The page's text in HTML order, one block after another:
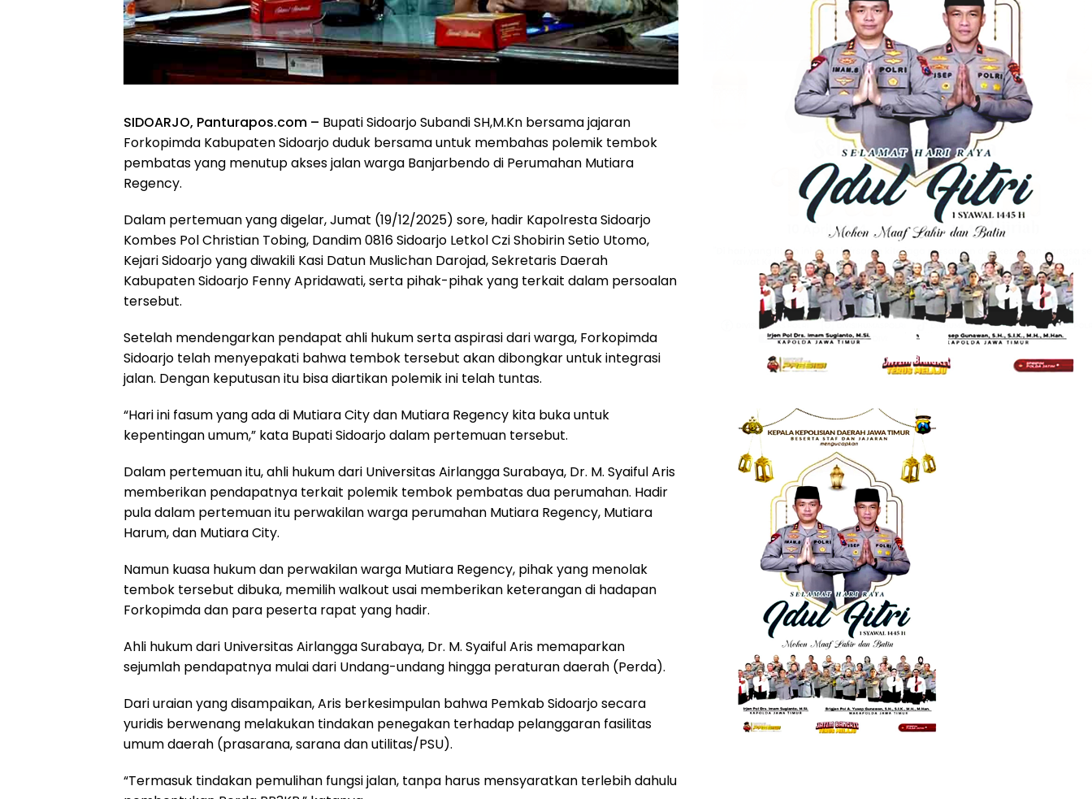
SIDOARJO, Panturapos.com – Bupati Sidoarjo Subandi SH,M.Kn bersama jajaran
Forkopimda Kabupaten Sidoarjo duduk bersama untuk membahas polemik tembok
pembatas yang menutup akses jalan warga Banjarbendo di Perumahan Mutiara
Regency.
Dalam pertemuan yang digelar, Jumat (19/12/2025) sore, hadir Kapolresta Sidoarjo
Kombes Pol Christian Tobing, Dandim 0816 Sidoarjo Letkol Czi Shobirin Setio Utomo,
Kejari Sidoarjo yang diwakili Kasi Datun Muslichan Darojad, Sekretaris Daerah
Kabupaten Sidoarjo Fenny Apridawati, serta pihak-pihak yang terkait dalam persoalan
tersebut.
Setelah mendengarkan pendapat ahli hukum serta aspirasi dari warga, Forkopimda
Sidoarjo telah menyepakati bahwa tembok tersebut akan dibongkar untuk integrasi
jalan. Dengan keputusan itu bisa diartikan polemik ini telah tuntas.
“Hari ini fasum yang ada di Mutiara City dan Mutiara Regency kita buka untuk
kepentingan umum,” kata Bupati Sidoarjo dalam pertemuan tersebut.
Dalam pertemuan itu, ahli hukum dari Universitas Airlangga Surabaya, Dr. M. Syaiful Aris
memberikan pendapatnya terkait polemik tembok pembatas dua perumahan. Hadir
pula dalam pertemuan itu perwakilan warga perumahan Mutiara Regency, Mutiara
Harum, dan Mutiara City.
Namun kuasa hukum dan perwakilan warga Mutiara Regency, pihak yang menolak
tembok tersebut dibuka, memilih walkout usai memberikan keterangan di hadapan
Forkopimda dan para peserta rapat yang hadir.
Ahli hukum dari Universitas Airlangga Surabaya, Dr. M. Syaiful Aris memaparkan
sejumlah pendapatnya mulai dari Undang-undang hingga peraturan daerah (Perda).
Dari uraian yang disampaikan, Aris berkesimpulan bahwa Pemkab Sidoarjo secara
yuridis berwenang melakukan tindakan penegakan terhadap pelanggaran fasilitas
umum daerah (prasarana, sarana dan utilitas/PSU).
“Termasuk tindakan pemulihan fungsi jalan, tanpa harus mensyaratkan terlebih dahulu